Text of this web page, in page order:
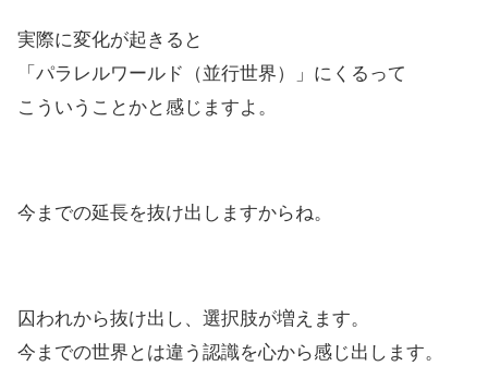
実際に変化が起きると
「パラレルワールド（並行世界）」にくるって
こういうことかと感じますよ。
今までの延長を抜け出しますからね。
囚われから抜け出し、選択肢が増えます。
今までの世界とは違う認識を心から感じ出します。